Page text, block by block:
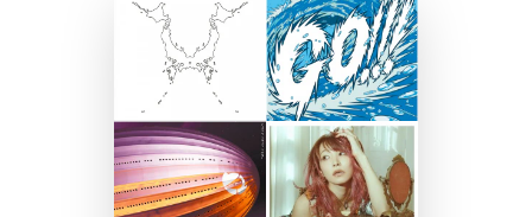
初回30日間無料お試し